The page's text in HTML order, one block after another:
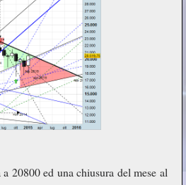
20800 ed una chiusura del mese al